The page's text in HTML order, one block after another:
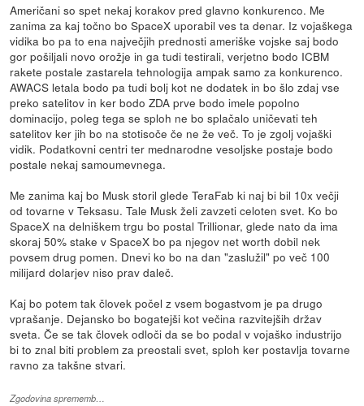
Američani so spet nekaj korakov pred glavno konkurenco. Me
zanima za kaj točno bo SpaceX uporabil ves ta denar. Iz vojaškega
vidika bo pa to ena največjih prednosti ameriške vojske saj bodo
gor pošiljali novo orožje in ga tudi testirali, verjetno bodo ICBM
rakete postale zastarela tehnologija ampak samo za konkurenco.
AWACS letala bodo pa tudi bolj kot ne dodatek in bo šlo zdaj vse
preko satelitov in ker bodo ZDA prve bodo imele popolno
dominacijo, poleg tega se sploh ne bo splačalo uničevati teh
satelitov ker jih bo na stotisoče če ne že več. To je zgolj vojaški
vidik. Podatkovni centri ter mednarodne vesoljske postaje bodo
postale nekaj samoumevnega.
Me zanima kaj bo Musk storil glede TeraFab ki naj bi bil 10x večji
od tovarne v Teksasu. Tale Musk želi zavzeti celoten svet. Ko bo
SpaceX na delniškem trgu bo postal Trillionar, glede nato da ima
skoraj 50% stake v SpaceX bo pa njegov net worth dobil nek
povsem drug pomen. Dnevi ko bo na dan "zaslužil" po več 100
milijard dolarjev niso prav daleč.
Kaj bo potem tak človek počel z vsem bogastvom je pa drugo
vprašanje. Dejansko bo bogatejši kot večina razvitejših držav
sveta. Če se tak človek odloči da se bo podal v vojaško industrijo
bi to znal biti problem za preostali svet, sploh ker postavlja tovarne
ravno za takšne stvari.
Zgodovina sprememb…